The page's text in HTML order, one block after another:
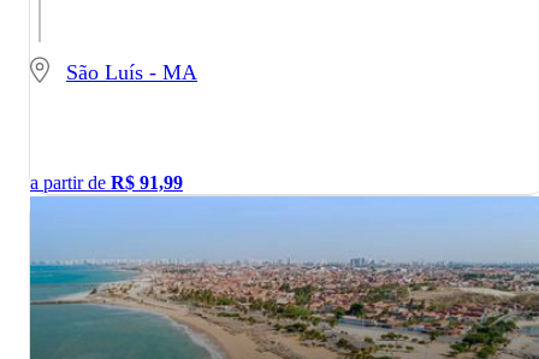
São Luís - MA
a partir de R$ 91,99